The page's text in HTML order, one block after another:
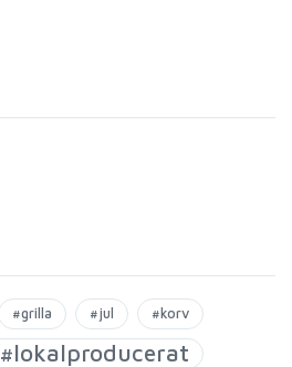
#grilla #jul #korv
#lokalproducerat